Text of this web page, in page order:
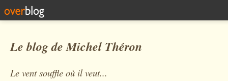
Le blog de Michel Théron
Le vent souffle où il veut...